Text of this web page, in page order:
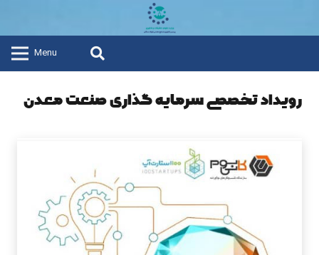
Menu
رویداد تخصصی سرمایه گذاری صنعت معدن